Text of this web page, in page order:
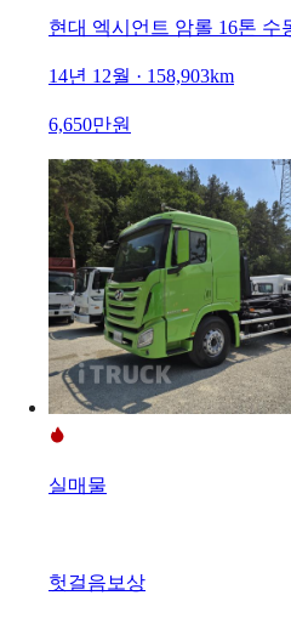
현대 엑시언트 암롤 16톤 수
14년 12월 · 158,903km
6,650만원
실매물
헛걸음보상